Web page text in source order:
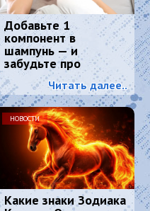
Добавьте 1
компонент в
шампунь — и
забудьте про
седину: к колористу
идти больше не
нужно
Читать далее..
НОВОСТИ
Какие знаки Зодиака